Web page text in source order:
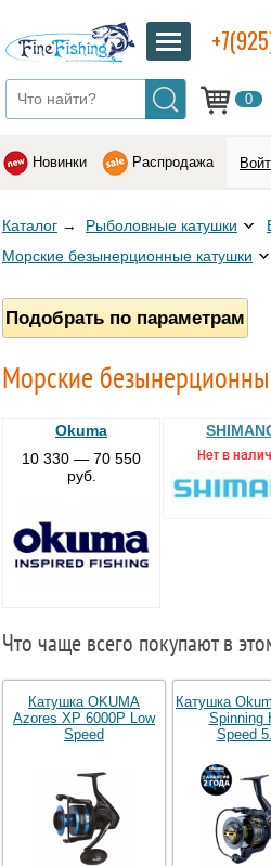
0
Новинки Распродажа
Каталог → Рыболовные катушки
Морские безынерционные катушки
Подобрать по параметрам
Морские
Okuma
10 330 — 70 550
руб.
Что чаще всего покупают в
Катушка OKUMA
Azores XP 6000P Low
Speed
Катушка
Spinning
Speed